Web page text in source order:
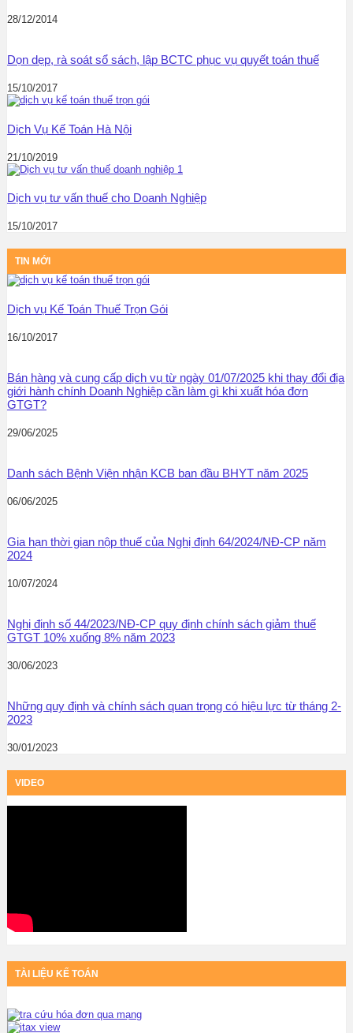
28/12/2014
Dọn dẹp, rà soát sổ sách, lập BCTC phục vụ quyết toán thuế
15/10/2017
Dịch Vụ Kế Toán Hà Nội
21/10/2019
Dịch vụ tư vấn thuế cho Doanh Nghiệp
15/10/2017
TIN MỚI
Dịch vụ Kế Toán Thuế Trọn Gói
16/10/2017
Bán hàng và cung cấp dịch vụ từ ngày 01/07/2025 khi thay đổi địa
giới hành chính Doanh Nghiệp cần làm gì khi xuất hóa đơn
GTGT?
29/06/2025
Danh sách Bệnh Viện nhận KCB ban đầu BHYT năm 2025
06/06/2025
Gia hạn thời gian nộp thuế của Nghị định 64/2024/NĐ-CP năm
2024
10/07/2024
Nghị định số 44/2023/NĐ-CP quy định chính sách giảm thuế
GTGT 10% xuống 8% năm 2023
30/06/2023
Những quy định và chính sách quan trọng có hiệu lực từ tháng 2-
2023
30/01/2023
VIDEO
TÀI LIỆU KẾ TOÁN